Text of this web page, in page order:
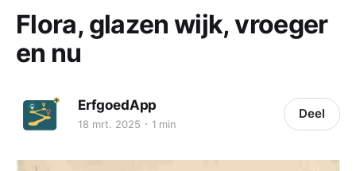
Flora, glazen wijk, vroeger
en nu
ErfgoedApp
18 mrt. 2025 1 min
Deel